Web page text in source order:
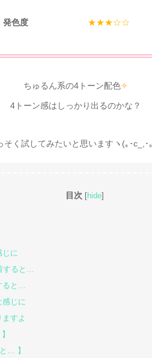
発色度 ★★★☆☆
ちゅるん系の4トーン配色✧
4トーン感はしっかり出るのかな？
そく試してみたいと思いますヽ(｡･c_,･
目次 [hide]
じに
すると…
ると…
感じに
すよ
… 】